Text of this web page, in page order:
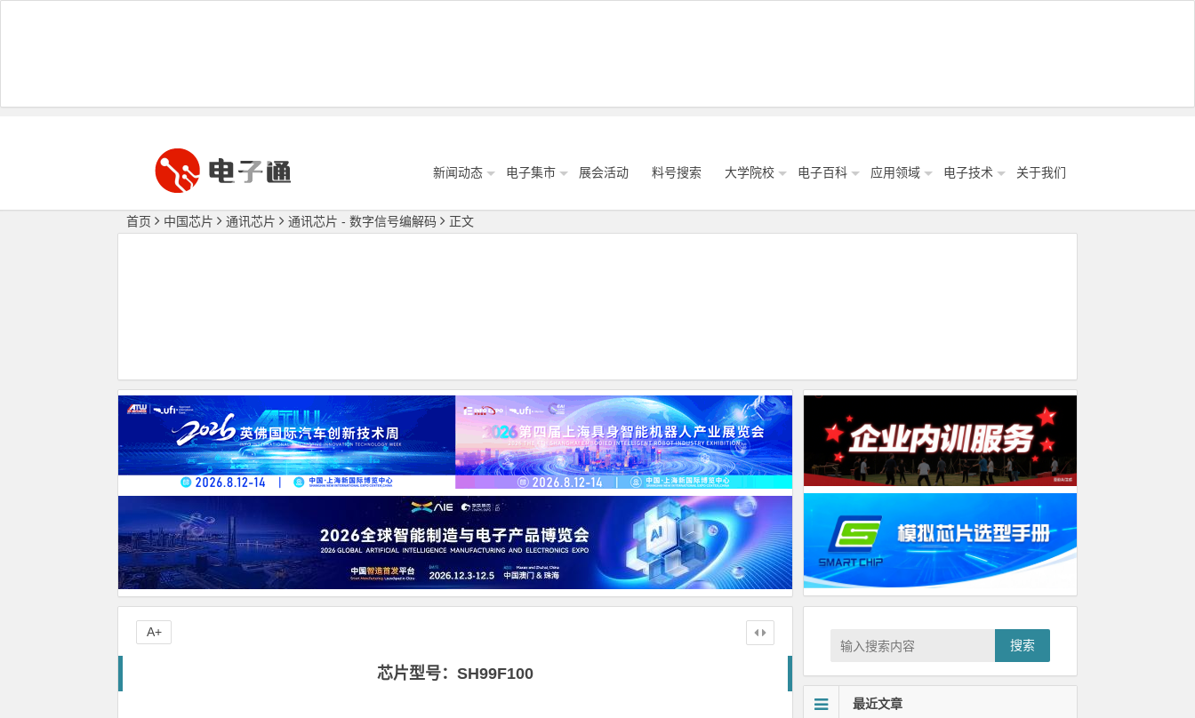
新闻动态 电子集市 展会活动 料号搜索 大学院校 电子百科 应用领域 电子技术 关于我们
首页 中国芯片 通讯芯片 通讯芯片 - 数字信号编解码 正文
芯片型号：SH99F100
A+
搜索
最近文章